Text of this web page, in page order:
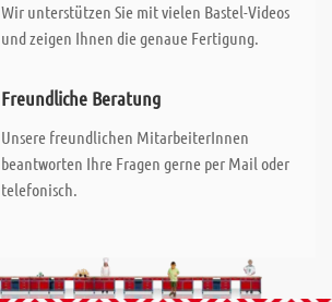
Wir unterstützen Sie mit vielen Bastel-Videos
und zeigen Ihnen die genaue Fertigung.
Freundliche Beratung
Unsere freundlichen MitarbeiterInnen
beantworten Ihre Fragen gerne per Mail oder
telefonisch.